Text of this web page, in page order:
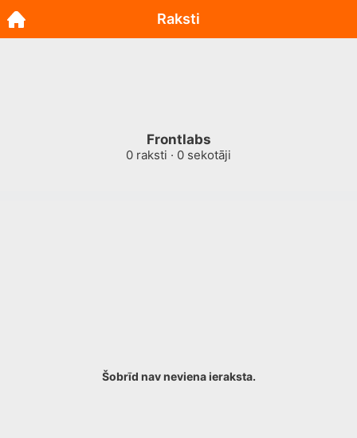
Frontlabs
0 raksti · 0 sekotāji
Šobrīd nav neviena ieraksta.
Raksti